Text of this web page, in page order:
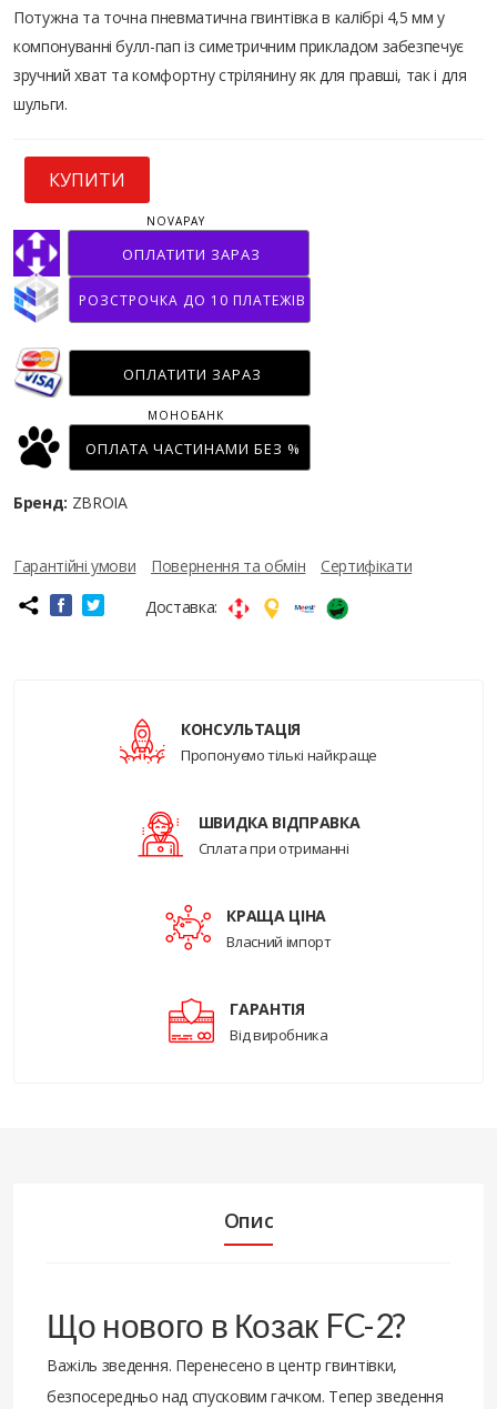
Потужна та точна пневматична гвинтівка в калібрі 4,5 мм у
компонуванні булл-пап із симетричним прикладом забезпечує
зручний хват та комфортну стрілянину як для правші, так і для
шульги.
КУПИТИ
ОПЛАТИТИ ЗАРАЗ
NOVAPAY
РОЗСТРОЧКА ДО 10 ПЛАТЕЖІВ
ОПЛАТИТИ ЗАРАЗ
ОПЛАТА ЧАСТИНАМИ БЕЗ %
МОНОБАНК
Бренд: ZBROIA
Гарантійні умови Повернення та обмін
Сертифікати
Доставка:
КОНСУЛЬТАЦІЯ
Пропонуємо тількі найкраще
ШВИДКА ВІДПРАВКА
Сплата при отриманні
КРАЩА ЦІНА
Власний імпорт
ГАРАНТІЯ
Від виробника
Опис
Що нового в Козак FC-2?
Важіль зведення. Перенесено в центр гвинтівки,
безпосередньо над спусковим гачком. Тепер зведення